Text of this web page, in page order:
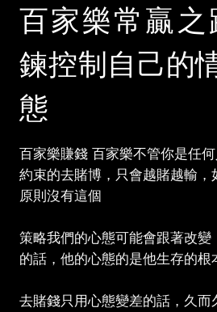
百家樂常贏之
鍊控制自己的
態
百家樂賺錢 百家樂不管你是任
約束的去賭博，只會越賭越輸
原則沒有這個
策略我們的心態可能會跟著改變
的話，他的心態的是他生存的根
去賭錢只用心態變差的話，久